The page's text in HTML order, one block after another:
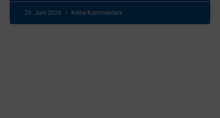
29. Juni 2026 Keine Kommentare